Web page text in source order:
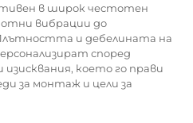
в широк честотен
вибрации до
и дебелината на
според
което го прави
за монтаж и цели за